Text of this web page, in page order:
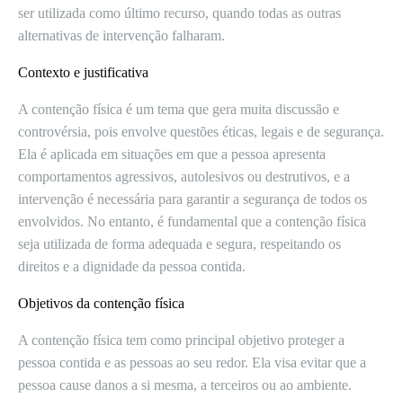
ser utilizada como último recurso, quando todas as outras
alternativas de intervenção falharam.
Contexto e justificativa
A contenção física é um tema que gera muita discussão e
controvérsia, pois envolve questões éticas, legais e de segurança.
Ela é aplicada em situações em que a pessoa apresenta
comportamentos agressivos, autolesivos ou destrutivos, e a
intervenção é necessária para garantir a segurança de todos os
envolvidos. No entanto, é fundamental que a contenção física
seja utilizada de forma adequada e segura, respeitando os
direitos e a dignidade da pessoa contida.
Objetivos da contenção física
A contenção física tem como principal objetivo proteger a
pessoa contida e as pessoas ao seu redor. Ela visa evitar que a
pessoa cause danos a si mesma, a terceiros ou ao ambiente.